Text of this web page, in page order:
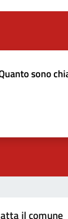
sono
il comune